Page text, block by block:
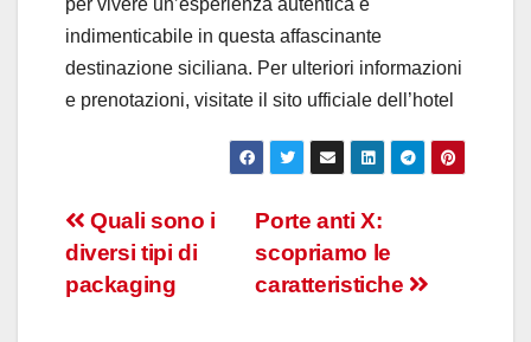
per vivere un’esperienza autentica e
indimenticabile in questa affascinante
destinazione siciliana. Per ulteriori informazioni
e prenotazioni, visitate il sito ufficiale dell’hotel
Navigazione
articoli
Porte anti X:
scopriamo le
caratteristiche
Quali sono i
diversi tipi di
packaging